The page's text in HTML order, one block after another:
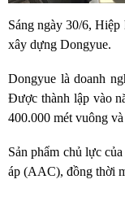
Sáng ngày 30/6,
xây dựng Dongyue.
Dongyue là doanh
Được thành lập vào
400.000 mét vuông
Sản phẩm chủ lực
áp (AAC), đồng thời